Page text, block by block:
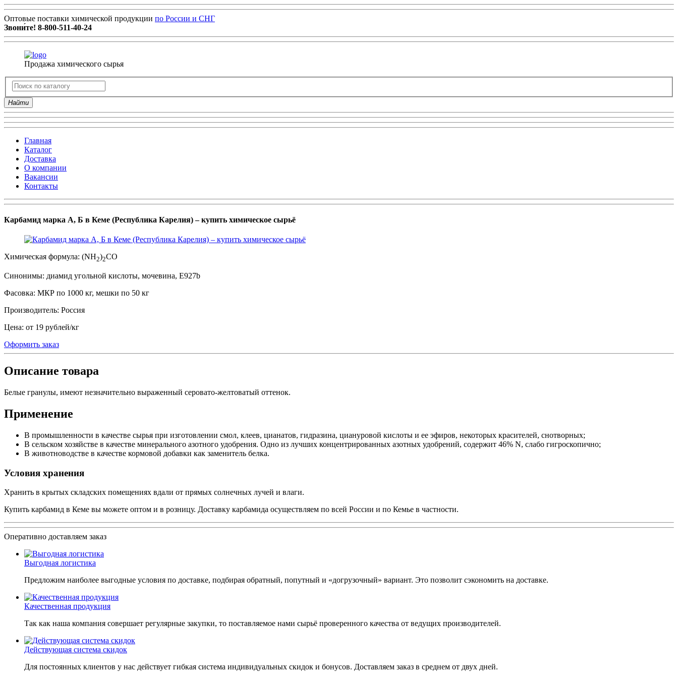
Оптовые поставки химической продукции по России и СНГ
Звони́те! 8-800-511-40-24
Продажа химического сырья
Найти
Главная
Каталог
Доставка
О компании
Вакансии
Контакты
Карбамид марка А, Б в Кеме (Республика Карелия) – купить химическое сырьё
Химическая формула: (NH2)2CO
Синонимы: диамид угольной кислоты, мочевина, E927b
Фасовка: МКР по 1000 кг, мешки по 50 кг
Производитель: Россия
Цена: от 19 рублей/кг
Оформить заказ
Описание товара
Белые гранулы, имеют незначительно выраженный серовато-желтоватый оттенок.
Применение
В промышленности в качестве сырья при изготовлении смол, клеев, цианатов, гидразина, циануровой кислоты и ее эфиров, некоторых красителей, снотворных;
В сельском хозяйстве в качестве минерального азотного удобрения. Одно из лучших концентрированных азотных удобрений, содержит 46% N, слабо гигроскопично;
В животноводстве в качестве кормовой добавки как заменитель белка.
Условия хранения
Хранить в крытых складских помещениях вдали от прямых солнечных лучей и влаги.
Купить карбамид в Кеме вы можете оптом и в розницу. Доставку карбамида осуществляем по всей России и по Кемье в частности.
Оперативно доставляем заказ
Выгодная логистика
Предложим наиболее выгодные условия по доставке, подбирая обратный, попутный и «догрузочный» вариант. Это позволит сэкономить на доставке.
Качественная продукция
Так как наша компания совершает регулярные закупки, то поставляемое нами сырьё проверенного качества от ведущих производителей.
Действующая система скидок
Для постоянных клиентов у нас действует гибкая система индивидуальных скидок и бонусов. Доставляем заказ в среднем от двух дней.